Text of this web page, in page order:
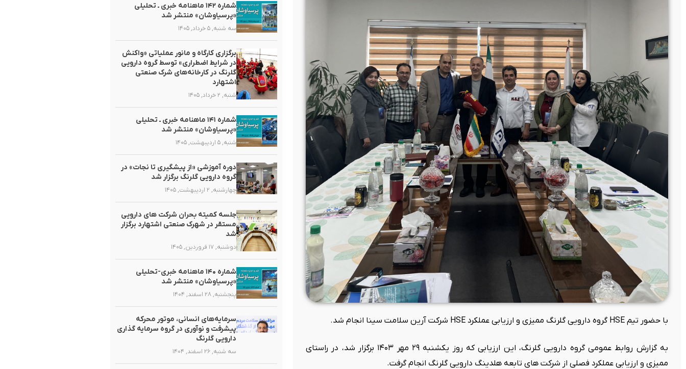
با حضور تیم HSE گروه دارویی گلرنگ ممیزی و ارزیابی عملکرد HSE شرکت آرین سلامت سینا انجام شد.
به گزارش روابط عمومی گروه دارویی گلرنگ، این ارزیابی که روز یکشنبه ۲۹ مهر ۱۴۰۳ برگزار شد، در راستای
ممیزی و ارزیابی عملکرد فصلی از شرکت های تابعه هلدینگ دارویی گلرنگ انجام گرفت.
شماره ۱۴۲ ماهنامه خبری ـ تحلیلی
«پرسیاوشان» منتشر شد
سه شنبه, ۵ خرداد, ۱۴۰۵
برگزاری کارگاه و مانور عملیاتی «واکنش
در شرایط اضطراری» توسط گروه دارویی
گلرنگ در کارخانه‌های شرک صنعتی
اشتهارد
شنبه, ۲ خرداد, ۱۴۰۵
شماره ۱۴۱ ماهنامه خبری ـ تحلیلی
«پرسیاوشان» منتشر شد
شنبه, ۵ اردیبهشت, ۱۴۰۵
دوره آموزشی «از پیشگیری تا نجات» در
گروه دارویی گلرنگ برگزار شد
چهارشنبه, ۲ اردیبهشت, ۱۴۰۵
جلسه کمیته بحران شرکت های دارویی
مستقر در شهرک صنعتی اشتهارد برگزار
شد
دوشنبه, ۱۷ فروردین, ۱۴۰۵
شماره ۱۴۰ ماهنامه خبری-تحلیلی
«پرسیاوشان» منتشر شد
پنجشنبه, ۲۸ اسفند, ۱۴۰۴
سرمایه‌های انسانی، موتور محرکه
پیشرفت و نوآوری در گروه سرمایه گذاری
دارویی گلرنگ
سه شنبه, ۲۶ اسفند, ۱۴۰۴